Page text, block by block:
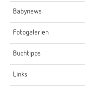
Babynews
Fotogalerien
Buchtipps
Links